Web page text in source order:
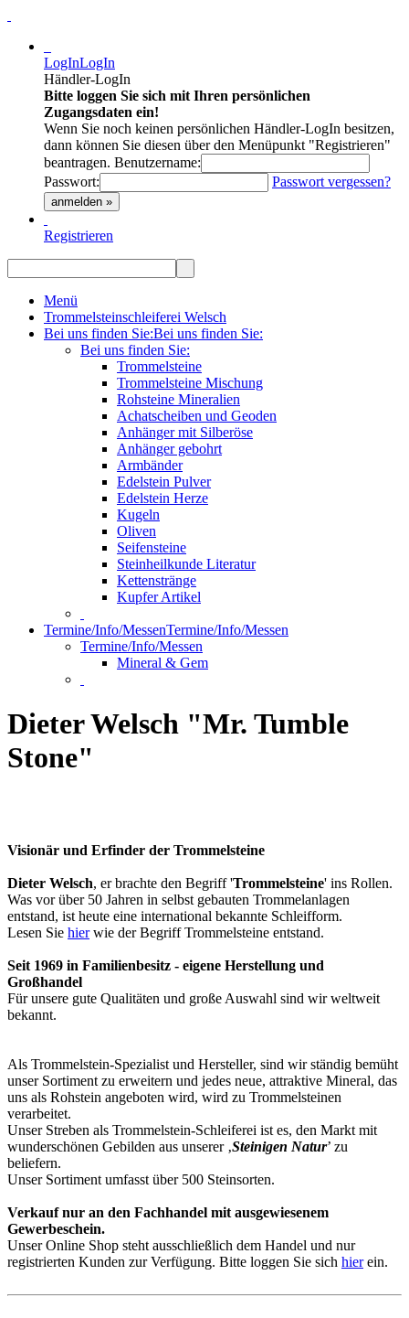
LogInLogIn
Händler-LogIn
Bitte loggen Sie sich mit Ihren persönlichen
Zugangsdaten ein!
Wenn Sie noch keinen persönlichen Händler-LogIn besitzen,
dann können Sie diesen über den Menüpunkt "Registrieren"
beantragen. Benutzername:
Passwort:
Passwort vergessen?
anmelden »
Registrieren
Menü
Trommelsteinschleiferei Welsch
Bei uns finden Sie:Bei uns finden Sie:
Bei uns finden Sie:
Trommelsteine
Trommelsteine Mischung
Rohsteine Mineralien
Achatscheiben und Geoden
Anhänger mit Silberöse
Anhänger gebohrt
Armbänder
Edelstein Pulver
Edelstein Herze
Kugeln
Oliven
Seifensteine
Steinheilkunde Literatur
Kettenstränge
Kupfer Artikel
Termine/Info/MessenTermine/Info/Messen
Termine/Info/Messen
Mineral & Gem
Dieter Welsch "Mr. Tumble
Stone"
Visionär und Erfinder der Trommelsteine
Dieter Welsch, er brachte den Begriff 'Trommelsteine' ins Rollen.
Was vor über 50 Jahren in selbst gebauten Trommelanlagen
entstand, ist heute eine international bekannte Schleifform.
Lesen Sie hierwie der Begriff Trommelsteine entstand.
Seit 1969 in Familienbesitz - eigene Herstellung und
Großhandel
Für unsere gute Qualitäten und große Auswahl sind wir weltweit
bekannt.
Als Trommelstein-Spezialist und Hersteller, sind wir ständig bemüht
unser Sortiment zu erweitern und jedes neue, attraktive Mineral, das
uns als Rohstein angeboten wird, wird zu Trommelsteinen
verarbeitet.
Unser Streben als Trommelstein-Schleiferei ist es, den Markt mit
wunderschönen Gebilden aus unserer ‚Steinigen Natur’ zu
beliefern.
Unser Sortiment umfasst über 500 Steinsorten.
Verkauf nur an den Fachhandel mit ausgewiesenem
Gewerbeschein.
Unser Online Shop steht ausschließlich dem Handel und nur
registrierten Kunden zur Verfügung. Bitte loggen Sie sich hierein.